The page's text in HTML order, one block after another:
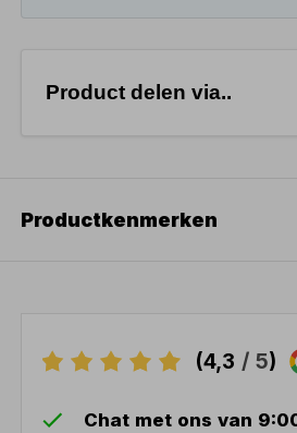
Product delen via..
Productkenmerken
(4,3 / 5)
Chat met ons van